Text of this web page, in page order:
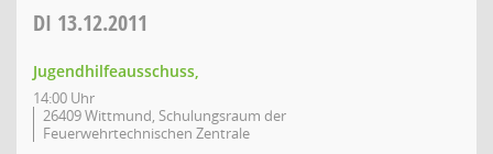
DI 13.12.2011
Jugendhilfeausschuss,
14:00 Uhr
26409 Wittmund, Schulungsraum der
Feuerwehrtechnischen Zentrale